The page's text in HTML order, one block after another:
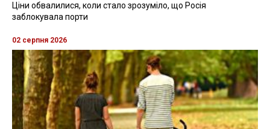
Ціни обвалилися, коли стало зрозуміло, що Росія
заблокувала порти
02 серпня 2026